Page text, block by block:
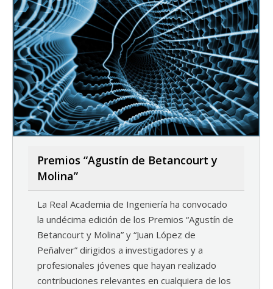
Premios “Agustín de Betancourt y
Molina”
La Real Academia de Ingeniería ha convocado
la undécima edición de los Premios “Agustín de
Betancourt y Molina” y “Juan López de
Peñalver” dirigidos a investigadores y a
profesionales jóvenes que hayan realizado
contribuciones relevantes en cualquiera de los